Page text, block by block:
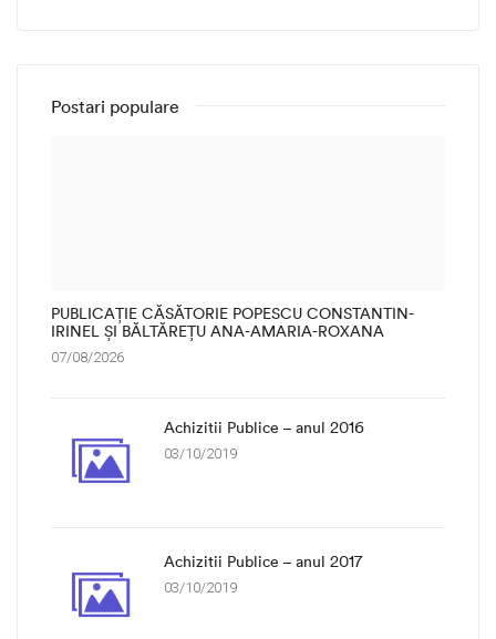
Postari populare
PUBLICAȚIE CĂSĂTORIE POPESCU CONSTANTIN-
IRINEL ȘI BĂLTĂREȚU ANA-AMARIA-ROXANA
07/08/2026
Achizitii Publice – anul 2016
03/10/2019
Achizitii Publice – anul 2017
03/10/2019